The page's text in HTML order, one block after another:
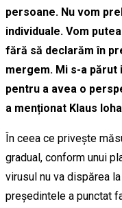
persoane. Nu vom
individuale. Vom
fără să declarăm în
mergem. Mi s-a
pentru a avea o
a menționat Klaus
În ceea ce privește
gradual, conform unui
virusul nu va dispărea
președintele a punctat